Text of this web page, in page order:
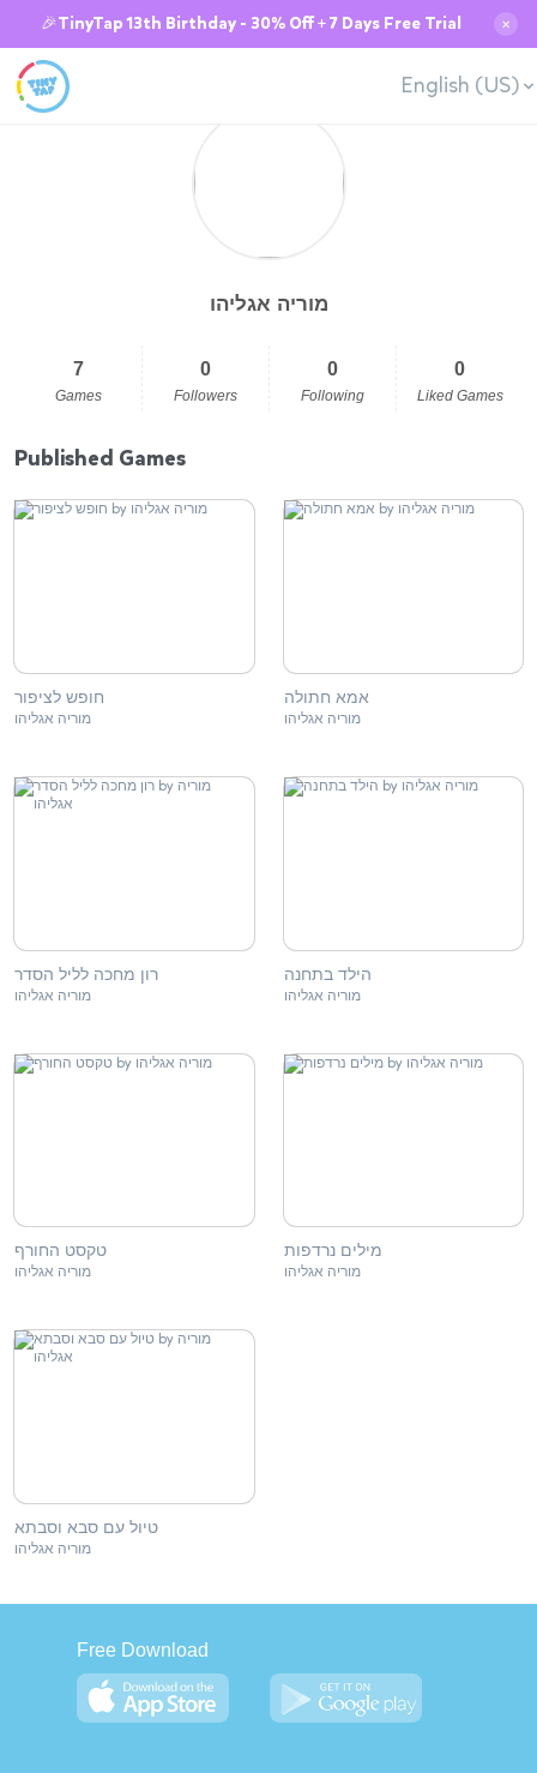
🎉TinyTap 13th Birthday - 30% Off + 7 Days Free Trial ✕
English (US)
מוריה אגליהו
7
Games
0
Followers
0
Following
0
Liked Games
Published Games
חופש לציפור
מוריה אגליהו
אמא חתולה
מוריה אגליהו
רון מחכה לליל הסדר
מוריה אגליהו
הילד בתחנה
מוריה אגליהו
טקסט החורף
מוריה אגליהו
מילים נרדפות
מוריה אגליהו
טיול עם סבא וסבתא
מוריה אגליהו
Free Download